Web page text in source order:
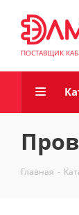
ПОСТАВЩИК
Главная -